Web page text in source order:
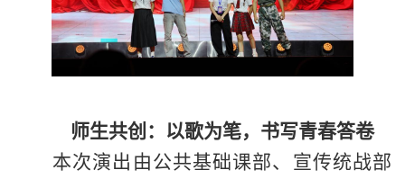
师生共创：以歌为笔，书写青春答卷
本次演出由公共基础课部、宣传统战部